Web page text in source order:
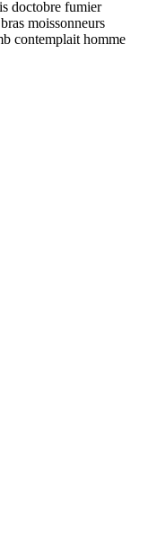
doctobre fumier
moissonneurs
contemplait homme